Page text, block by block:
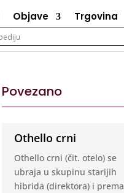
Objave Trgovina
Povezano
Othello crni
Othello crni (čit. otelo) se
ubraja u skupinu starijih
hibrida (direktora) i prema